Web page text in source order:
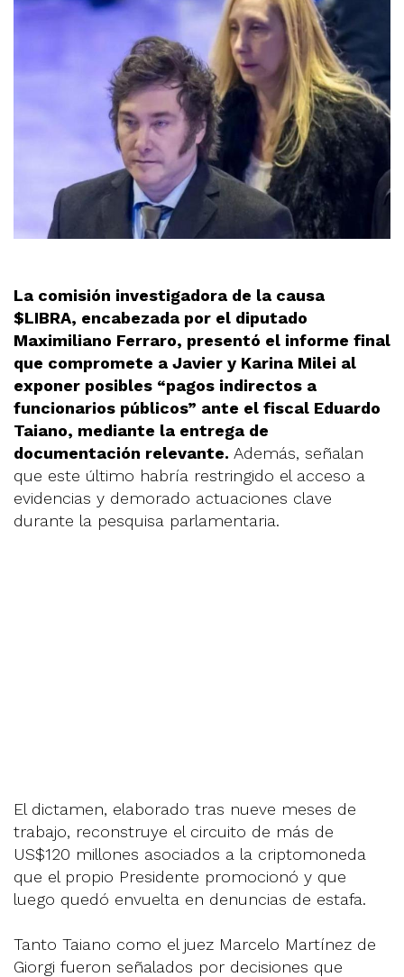
La comisión investigadora de la causa
$LIBRA, encabezada por el diputado
Maximiliano Ferraro, presentó el informe final
que compromete a Javier y Karina Milei al
exponer posibles “pagos indirectos a
funcionarios públicos” ante el fiscal Eduardo
Taiano, mediante la entrega de
documentación relevante. Además, señalan
que este último habría restringido el acceso a
evidencias y demorado actuaciones clave
durante la pesquisa parlamentaria.
El dictamen, elaborado tras nueve meses de
trabajo, reconstruye el circuito de más de
US$120 millones asociados a la criptomoneda
que el propio Presidente promocionó y que
luego quedó envuelta en denuncias de estafa.
Tanto Taiano como el juez Marcelo Martínez de
Giorgi fueron señalados por decisiones que